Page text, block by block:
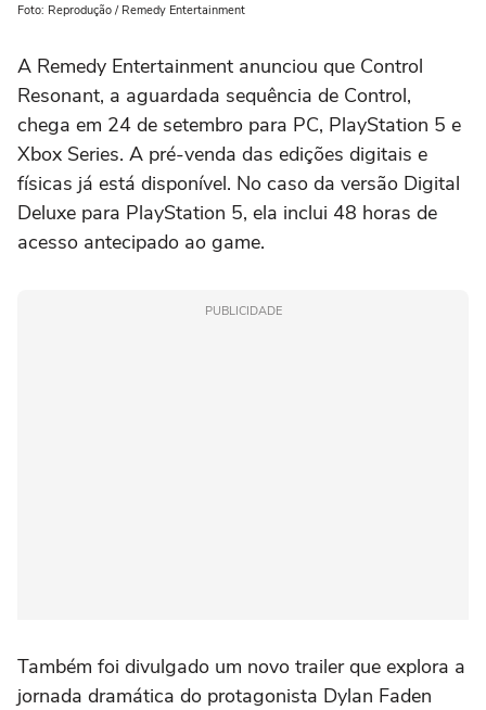
Foto: Reprodução / Remedy Entertainment
A Remedy Entertainment anunciou que Control
Resonant, a aguardada sequência de Control,
chega em 24 de setembro para PC, PlayStation 5 e
Xbox Series. A pré-venda das edições digitais e
físicas já está disponível. No caso da versão Digital
Deluxe para PlayStation 5, ela inclui 48 horas de
acesso antecipado ao game.
PUBLICIDADE
Também foi divulgado um novo trailer que explora a
jornada dramática do protagonista Dylan Faden